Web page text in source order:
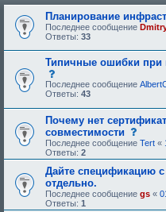
Планирование
Последнее сообщение
Ответы: 33
Типичные ошибки при
о
о
щ
е
н
и
е
,
т
р
е
б
у
Последнее сообщение
Ответы: 43
Почему нет
совместимости
о
о
б
щ
е
и
Последнее сообщение Tert «
Ответы: 2
Дайте спецификацию
отдельно.
Последнее сообщение gs «
Ответы: 1